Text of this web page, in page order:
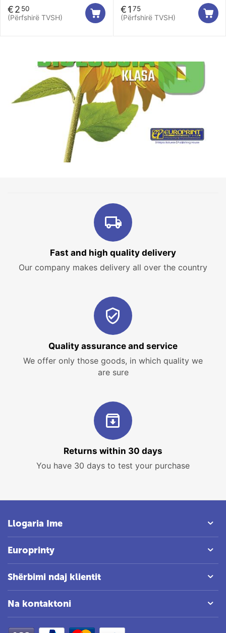
€2 50
(Përfshirë TVSH)
€1 75
(Përfshirë TVSH)
Fast and high quality delivery
Our company makes delivery all over the country
Quality assurance and service
We offer only those goods, in which quality we
are sure
Returns within 30 days
You have 30 days to test your purchase
Llogaria Ime
Europrinty
Shërbimi ndaj klientit
Na kontaktoni